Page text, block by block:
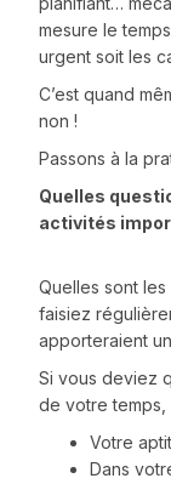
mesure le
urgent soit les
C’est quand
non !
Passons à la
Quelles
activités
Quelles sont
faisiez
apporteraient
Si vous deviez
de votre temps,
Votre
Dans